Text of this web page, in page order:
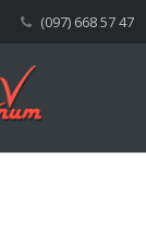
(097) 668 57 47